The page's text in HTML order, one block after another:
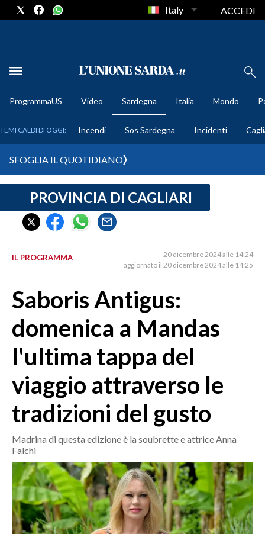
METEO
CRONACA SARDEGNA
CAGLIARI
SULCIS IGLESIENTE
SASSARI E PROVINCIA
GALLURA
OGLIASTRA
AGENDA
CRONACA
ITALIA
MONDO
POLITICA
ECONOMIA
SERVIZI ALLE IMPRESE
Italy ACCEDI
ProgrammaUS Video Sardegna Italia Mondo
TEMI CALDI DI OGGI: Incendi Sos Sardegna Incidenti
SFOGLIA IL QUOTIDIANO
PROVINCIA DI CAGLIARI
IL PROGRAMMA
20 dicembre 2024 alle 14:24
aggiornato il 20 dicembre 2024 alle 14:25
Saboris Antigus:
domenica a Mandas
l'ultima tappa del
viaggio attraverso le
tradizioni del gusto
Madrina di questa edizione è la soubrette e attrice Anna
Falchi